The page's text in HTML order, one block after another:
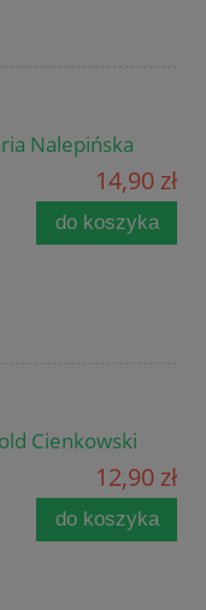
Nalepińska
14,90 zł
do koszyka
Cienkowski
12,90 zł
do koszyka